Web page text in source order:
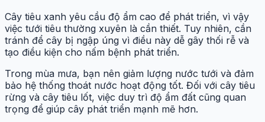
Cây tiêu xanh yêu cầu độ ẩm cao để phát triển, vì vậy
việc tưới tiêu thường xuyên là cần thiết. Tuy nhiên, cần
tránh để cây bị ngập úng vì điều này dễ gây thối rễ và
tạo điều kiện cho nấm bệnh phát triển.
Trong mùa mưa, bạn nên giảm lượng nước tưới và đảm
bảo hệ thống thoát nước hoạt động tốt. Đối với cây tiêu
rừng và cây tiêu lốt, việc duy trì độ ẩm đất cũng quan
trọng để giúp cây phát triển mạnh mẽ hơn.